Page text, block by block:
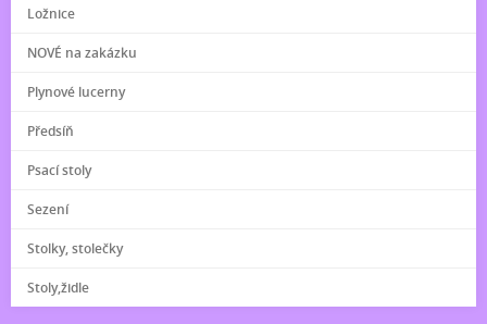
Ložnice
NOVÉ na zakázku
Plynové lucerny
Předsíň
Psací stoly
Sezení
Stolky, stolečky
Stoly,židle